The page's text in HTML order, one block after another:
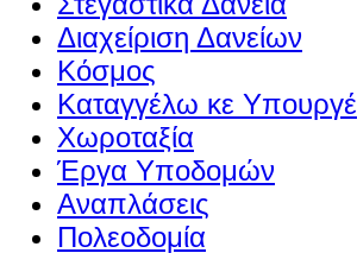
Διαχείριση Δανείων
Κόσμος
Καταγγέλω κε Υπουργέ
Χωροταξία
Έργα Υποδομών
Αναπλάσεις
Πολεοδομία